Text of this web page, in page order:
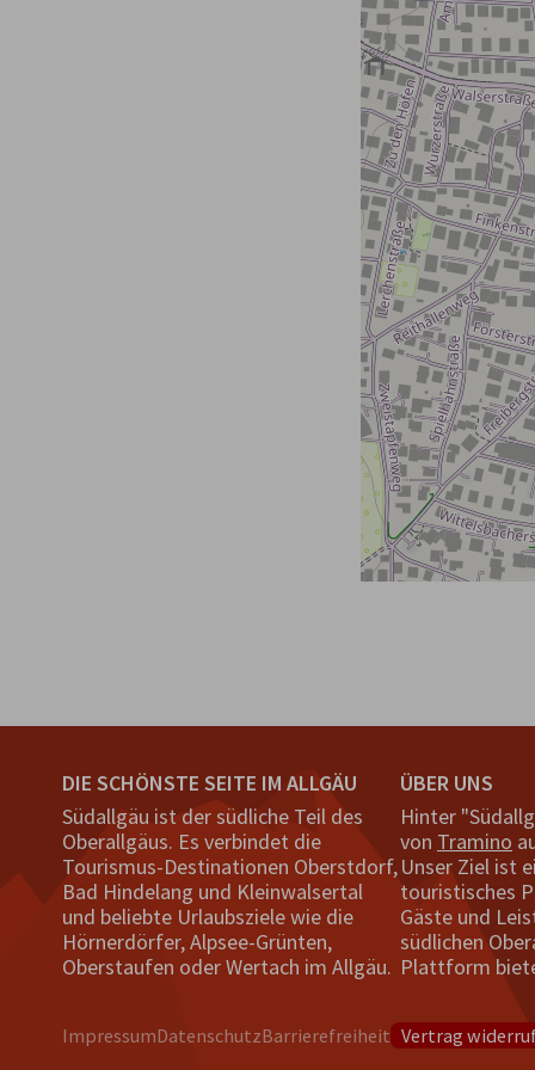
DIE SCHÖNSTE SEITE IM ALLGÄU
Südallgäu ist der südliche Teil des
Oberallgäus. Es verbindet die
Tourismus-Destinationen Oberstdorf,
Bad Hindelang und Kleinwalsertal
und beliebte Urlaubsziele wie die
Hörnerdörfer, Alpsee-Grünten,
Oberstaufen oder Wertach im Allgäu.
ÜBER UNS
Hinter
von Tramino
Unser Ziel ist
touristisches
Gäste und
südlichen
Plattform
ImpressumDatenschutzBarrierefreiheit Vertrag